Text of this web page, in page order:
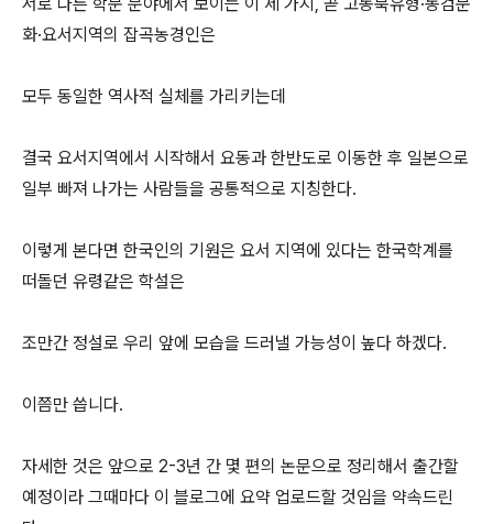
화·요서지역의 잡곡농경인은
모두 동일한 역사적 실체를 가리키는데
결국 요서지역에서 시작해서 요동과 한반도로 이동한 후 일본으로
일부 빠져 나가는 사람들을 공통적으로 지칭한다.
이렇게 본다면 한국인의 기원은 요서 지역에 있다는 한국학계를
떠돌던 유령같은 학설은
조만간 정설로 우리 앞에 모습을 드러낼 가능성이 높다 하겠다.
이쯤만 씁니다.
자세한 것은 앞으로 2-3년 간 몇 편의 논문으로 정리해서 출간할
예정이라 그때마다 이 블로그에 요약 업로드할 것임을 약속드린